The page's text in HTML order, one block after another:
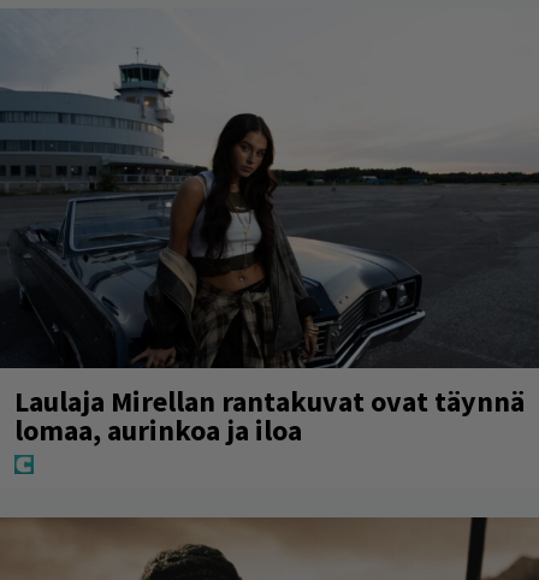
Laulaja Mirellan rantakuvat ovat täynnä
lomaa, aurinkoa ja iloa